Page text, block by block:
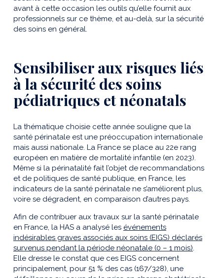
avant à cette occasion les outils qu’elle fournit aux
professionnels sur ce thème, et au-delà, sur la sécurité
des soins en général.
Sensibiliser aux risques liés
à la sécurité des soins
pédiatriques et néonatals
La thématique choisie cette année souligne que la
santé périnatale est une préoccupation internationale
mais aussi nationale. La France se place au 22e rang
européen en matière de mortalité infantile (en 2023).
Même si la périnatalité fait l’objet de recommandations
et de politiques de santé publique, en France, les
indicateurs de la santé périnatale ne s’améliorent plus,
voire se dégradent, en comparaison d’autres pays.
Afin de contribuer aux travaux sur la santé périnatale
en France, la HAS a analysé les événements
indésirables graves associés aux soins (EIGS) déclarés
survenus pendant la période néonatale (0 – 1 mois).
Elle dresse le constat que ces EIGS concernent
principalement, pour 51 % des cas (167/328), une